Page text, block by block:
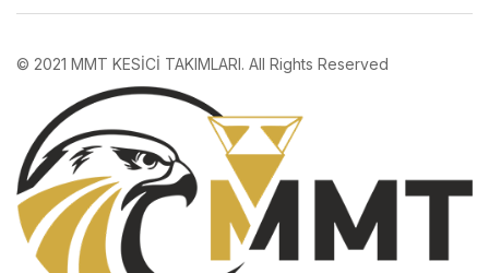
© 2021 MMT KESİCİ TAKIMLARI. All Rights Reserved